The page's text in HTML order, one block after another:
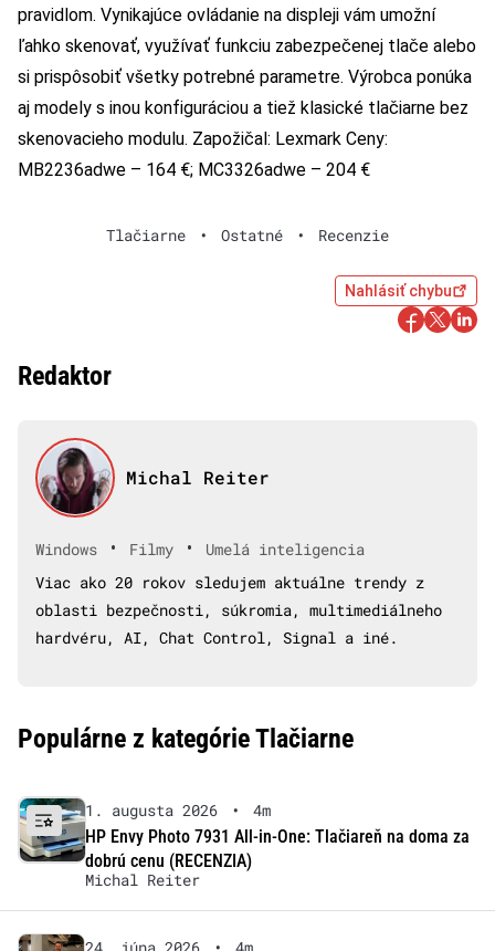
pravidlom. Vynikajúce ovládanie na displeji vám umožní
ľahko skenovať, využívať funkciu zabezpečenej tlače alebo
si prispôsobiť všetky potrebné parametre. Výrobca ponúka
aj modely s inou konfiguráciou a tiež klasické tlačiarne bez
skenovacieho modulu. Zapožičal: Lexmark Ceny:
MB2236adwe – 164 €; MC3326adwe – 204 €
Tlačiarne • Ostatné • Recenzie
Nahlásiť chybu
Redaktor
Michal Reiter
Windows • Filmy •
Umelá inteligencia
Viac ako 20 rokov sledujem aktuálne trendy z
oblasti bezpečnosti, súkromia, multimediálneho
hardvéru, AI, Chat Control, Signal a iné.
Populárne z kategórie Tlačiarne
1. augusta 2026 •
4m
HP Envy Photo 7931 All-in-One: Tlačiareň na doma za
dobrú cenu (RECENZIA)
Michal Reiter